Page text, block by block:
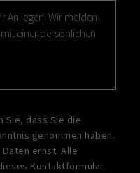
Sie, dass Sie die
genommen haben.
ernst. Alle
Kontaktformular